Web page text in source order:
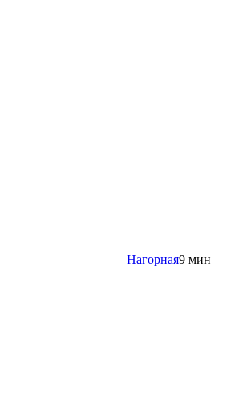
Нагорная9 мин